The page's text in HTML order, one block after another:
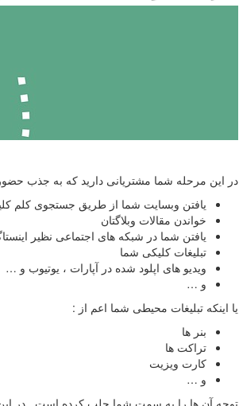
در این مرحله شما مشتریانی دارید که به جذب
یافتن وبسایت شما از طریق جستجوی کلم
خواندن مقالات وبلاگتان
یافتن شما در شبکه های اجتماعی نظیر
تبلیغات کلیکی شما
ویدیو های اپلود شده در آپارات ، یوتیوب و …
و …
یا اینکه تبلیغات محیطی شما اعم از :
بنر ها
تراکت ها
کارت ویزیت
و …